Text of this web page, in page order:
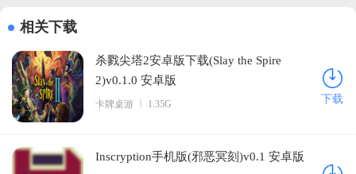
相关下载
杀戮尖塔2安卓版下载(Slay the Spire
2)v0.1.0 安卓版
卡牌桌游 1.35G 下载
Inscryption手机版(邪恶冥刻)v0.1 安卓版